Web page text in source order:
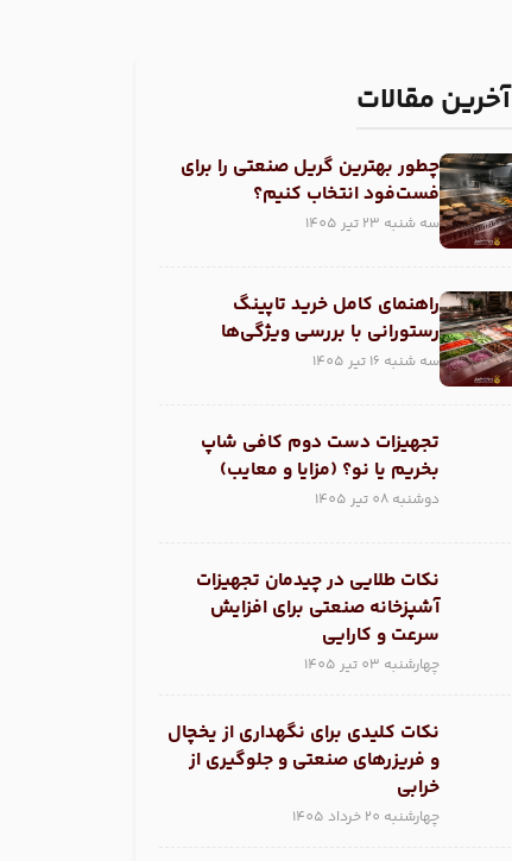
آخرین مقالات
چطور بهترین گریل صنعتی را برای
فست‌فود انتخاب کنیم؟
سه شنبه 23 تیر 1405
راهنمای کامل خرید تاپینگ
رستورانی با بررسی ویژگی‌ها
سه شنبه 16 تیر 1405
تجهیزات دست دوم کافی شاپ
بخریم یا نو؟ (مزایا و معایب)
دوشنبه 08 تیر 1405
نکات طلایی در چیدمان تجهیزات
آشپزخانه صنعتی برای افزایش
سرعت و کارایی
چهارشنبه 03 تیر 1405
نکات کلیدی برای نگهداری از یخچال
و فریزر‌های صنعتی و جلوگیری از
خرابی
چهارشنبه 20 خرداد 1405